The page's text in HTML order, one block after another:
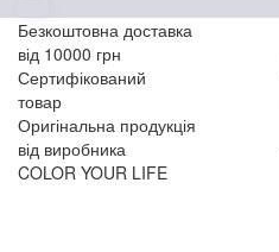
Безкоштовна доставка
від 10000 грн
Сертифікований
товар
Оригінальна продукція
від виробника
COLOR YOUR LIFE